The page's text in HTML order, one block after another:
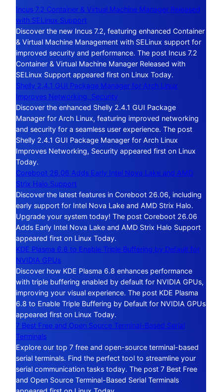
Incus 7.2 Container & Virtual Machine Manager Released
with SELinux Support
Discover the new Incus 7.2, featuring enhanced Container
& Virtual Machine Management with SELinux support for
improved security and performance. The post Incus 7.2
Container & Virtual Machine Manager Released with
SELinux Support appeared first on Linux Today.
Shelly 2.4.1 GUI Package Manager for Arch Linux
Improves Networking, Security
Discover the enhanced Shelly 2.4.1 GUI Package
Manager for Arch Linux, featuring improved networking
and security for a seamless user experience. The post
Shelly 2.4.1 GUI Package Manager for Arch Linux
Improves Networking, Security appeared first on Linux
Today.
Coreboot 26.06 Adds Early Intel Nova Lake and AMD
Strix Halo Support
Discover the latest features in Coreboot 26.06, including
early support for Intel Nova Lake and AMD Strix Halo.
Upgrade your system today! The post Coreboot 26.06
Adds Early Intel Nova Lake and AMD Strix Halo Support
appeared first on Linux Today.
KDE Plasma 6.8 to Enable Triple Buffering by Default for
NVIDIA GPUs
Discover how KDE Plasma 6.8 enhances performance
with triple buffering enabled by default for NVIDIA GPUs,
improving your visual experience. The post KDE Plasma
6.8 to Enable Triple Buffering by Default for NVIDIA GPUs
appeared first on Linux Today.
7 Best Free and Open Source Terminal-Based Serial
Terminals
Explore our top 7 free and open-source terminal-based
serial terminals. Find the perfect tool to streamline your
serial communication tasks today. The post 7 Best Free
and Open Source Terminal-Based Serial Terminals